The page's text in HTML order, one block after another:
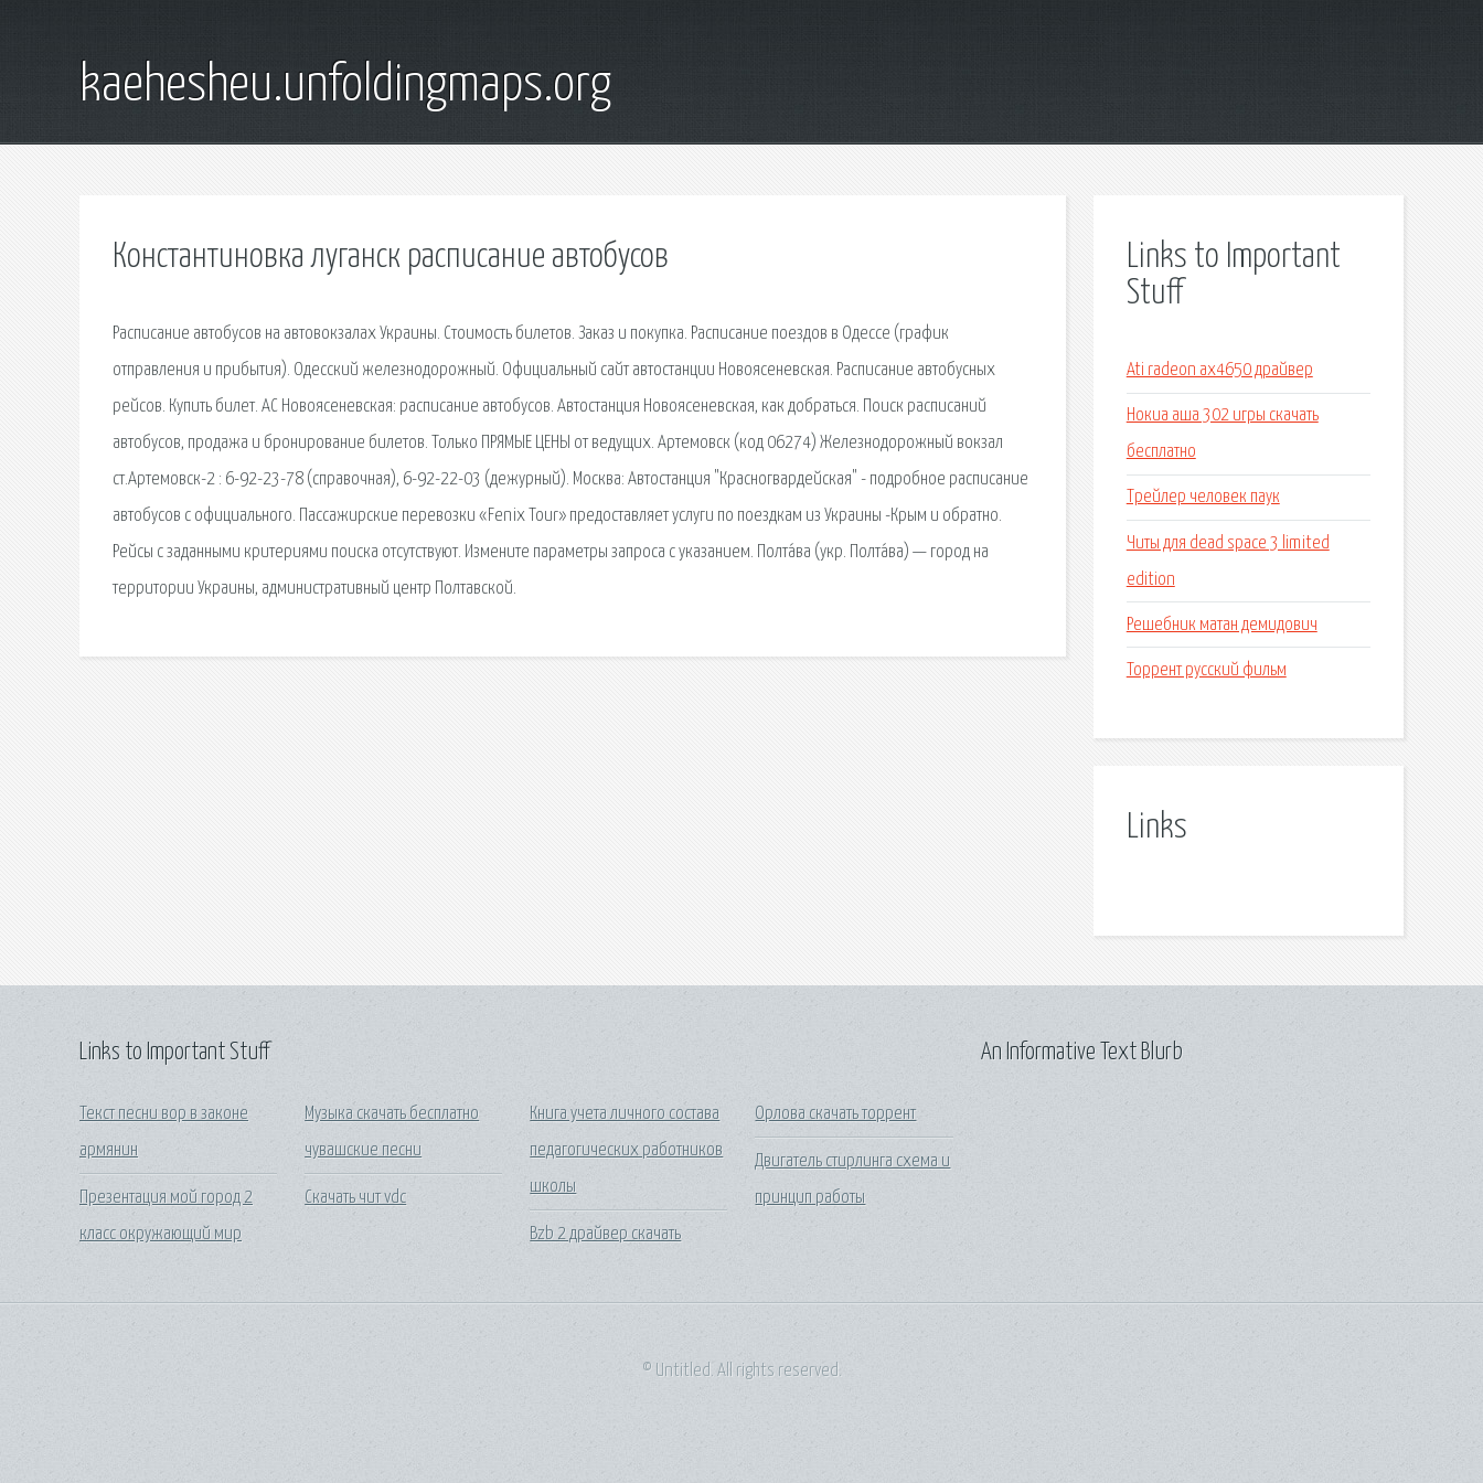
kaehesheu.unfoldingmaps.org
Константиновка луганск расписание автобусов
Расписание автобусов на автовокзалах Украины. Стоимость билетов. Заказ и покупка. Расписание поездов в Одессе (график
отправления и прибытия). Одесский железнодорожный. Официальный сайт автостанции Новоясеневская. Расписание автобусных
рейсов. Купить билет. АС Новоясеневская: расписание автобусов. Автостанция Новоясеневская, как добраться. Поиск расписаний
автобусов, продажа и бронирование билетов. Только ПРЯМЫЕ ЦЕНЫ от ведущих. Артемовск (код 06274) Железнодорожный вокзал
ст.Артемовск-2 : 6-92-23-78 (справочная), 6-92-22-03 (дежурный). Москва: Автостанция "Красногвардейская" - подробное расписание
автобусов с официального. Пассажирские перевозки «Fenix Tour» предоставляет услуги по поездкам из Украины -Крым и обратно.
Рейсы с заданными критериями поиска отсутствуют. Измените параметры запроса с указанием. Полта́ва (укр. Полта́ва) — город на
территории Украины, административный центр Полтавской.
Links to Important
Stuff
Ati radeon ax4650 драйвер
Нокиа аша 302 игры скачать
бесплатно
Трейлер человек паук
Читы для dead space 3 limited
edition
Решебник матан демидович
Торрент русский фильм
Links
Links to Important Stuff
Текст песни вор в законе
армянин
Презентация мой город 2
класс окружающий мир
Музыка скачать бесплатно
чувашские песни
Скачать чит vdc
Книга учета личного состава
педагогических работников
школы
Bzb 2 драйвер скачать
Орлова скачать торрент
Двигатель стирлинга схема и
принцип работы
An Informative Text Blurb
© Untitled. All rights reserved.